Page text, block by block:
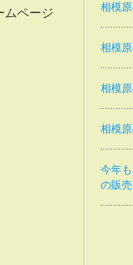
ムページ 相模
相模
相模
相模
今年
の販売